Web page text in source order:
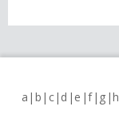
a b c d e f g h